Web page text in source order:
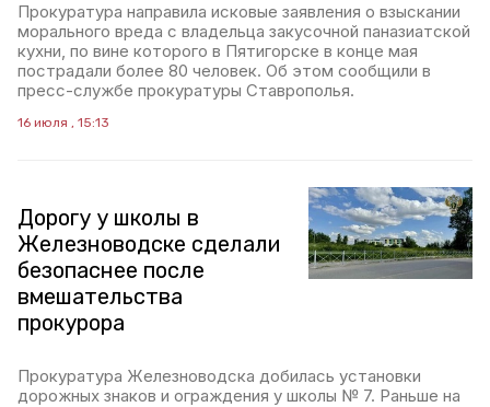
Прокуратура направила исковые заявления о взыскании
морального вреда с владельца закусочной паназиатской
кухни, по вине которого в Пятигорске в конце мая
пострадали более 80 человек. Об этом сообщили в
пресс-службе прокуратуры Ставрополья.
16 июля , 15:13
Дорогу у школы в
Железноводске сделали
безопаснее после
вмешательства
прокурора
Прокуратура Железноводска добилась установки
дорожных знаков и ограждения у школы № 7. Раньше на